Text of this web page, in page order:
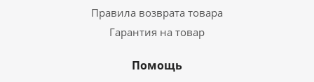
Правила возврата товара
Гарантия на товар
Помощь